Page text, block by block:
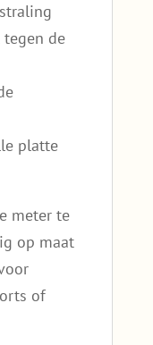
de
platte
meter te
op maat
of